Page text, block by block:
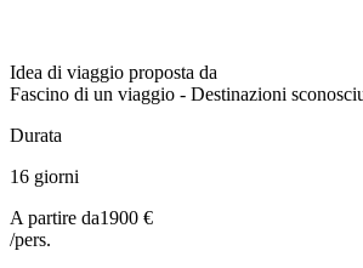
Idea di viaggio proposta da
Fascino di un viaggio - Destinazioni
Durata
16 giorni
A partire da1900 €
/pers.